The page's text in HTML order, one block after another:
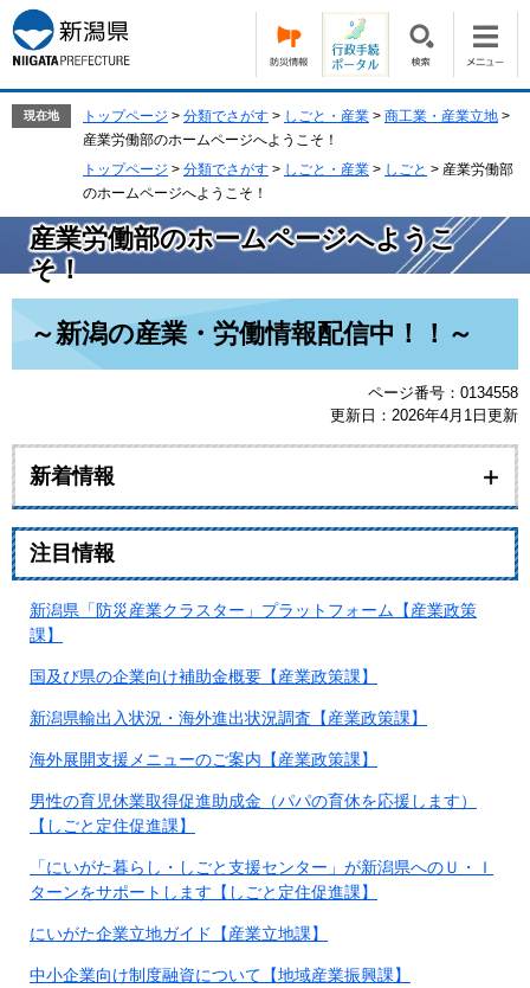
ー
ジ
の
ニ
ュ
ー
現在地 トップページ > 分類でさがす > しごと・産業 > 商工業・産業立地 >
産業労働部のホームページへようこそ！
トップページ > 分類でさがす > しごと・産業 > しごと > 産業労働部
のホームページへようこそ！
産業労働部のホームページへようこ
そ！
～新潟の産業・労働情報配信中！！～
ページ番号：0134558
更新日：2026年4月1日更新
新着情報
注目情報
新潟県「防災産業クラスター」プラットフォーム【産業政策
課】
国及び県の企業向け補助金概要【産業政策課】
新潟県輸出入状況・海外進出状況調査【産業政策課】
海外展開支援メニューのご案内【産業政策課】
男性の育児休業取得促進助成金（パパの育休を応援します）
【しごと定住促進課】
「にいがた暮らし・しごと支援センター」が新潟県へのＵ・Ｉ
ターンをサポートします【しごと定住促進課】
にいがた企業立地ガイド【産業立地課】
中小企業向け制度融資について【地域産業振興課】